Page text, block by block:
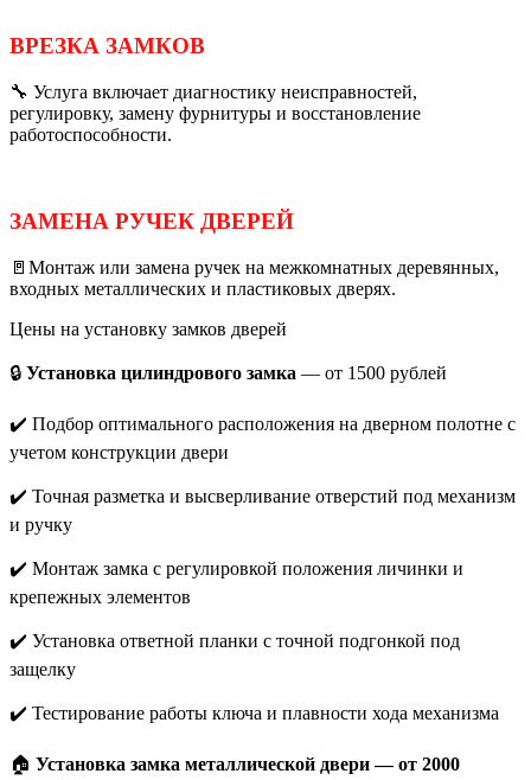
ВРЕЗКА ЗАМКОВ
🔧 Услуга включает диагностику неисправностей,
регулировку, замену фурнитуры и восстановление
работоспособности.
ЗАМЕНА РУЧЕК ДВЕРЕЙ
🚪Монтаж или замена ручек на межкомнатных деревянных,
входных металлических и пластиковых дверях.
Цены на установку замков дверей
🔒 Установка цилиндрового замка — от 1500 рублей
✔️ Подбор оптимального расположения на дверном полотне с
учетом конструкции двери
✔️ Точная разметка и высверливание отверстий под механизм
и ручку
✔️ Монтаж замка с регулировкой положения личинки и
крепежных элементов
✔️ Установка ответной планки с точной подгонкой под
защелку
✔️ Тестирование работы ключа и плавности хода механизма
🏠 Установка замка металлической двери — от 2000